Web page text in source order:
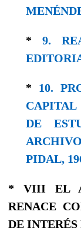
* 9.
* 10.
DE
PIDAL,
* VIII EL
RENACE
DE